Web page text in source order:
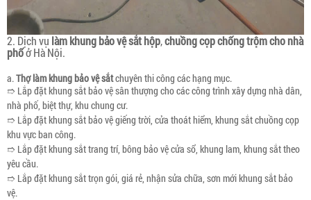
2. Dịch vụ làm khung bảo vệ sắt hộp,chuồng cọp chống trộm cho nhà
phốở Hà Nội.
a.Thợ làm khung bảo vệ sắtchuyên thi công các hạng mục.
➱ Lắp đặt khung sắt bảo vệ sân thượng cho các công trình xây dựng nhà dân,
nhà phố, biệt thự, khu chung cư.
➱ Lắp đặt khung sắt bảo vệ giếng trời, cửa thoát hiểm, khung sắt chuồng cọp
khu vực ban công.
➱ Lắp đặt khung sắt trang trí, bông bảo vệ cửa sổ, khung lam, khung sắt theo
yêu cầu.
➱ Lắp đặt khung sắt trọn gói, giá rẻ, nhận sửa chữa, sơn mới khung sắt bảo
vệ.